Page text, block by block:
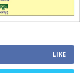
LIKE